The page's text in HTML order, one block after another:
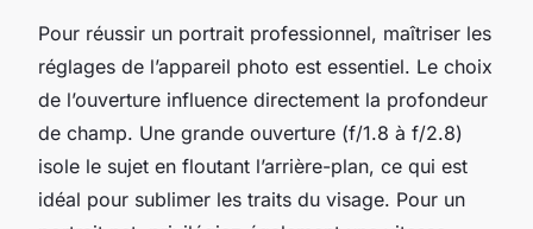
Pour réussir un portrait professionnel, maîtriser les
réglages de l’appareil photo est essentiel. Le choix
de l’ouverture influence directement la profondeur
de champ. Une grande ouverture (f/1.8 à f/2.8)
isole le sujet en floutant l’arrière-plan, ce qui est
idéal pour sublimer les traits du visage. Pour un